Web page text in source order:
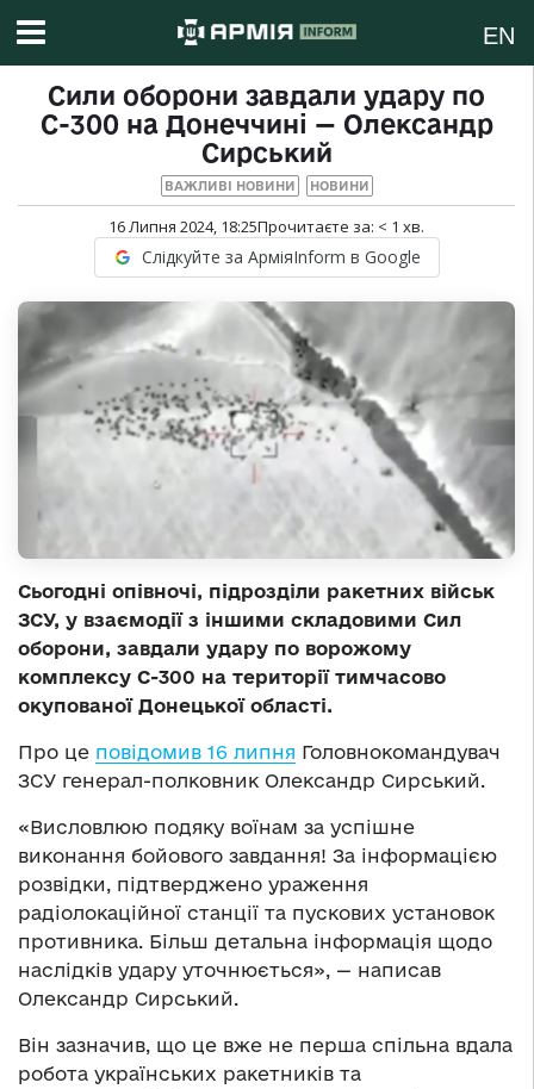
EN
Сили оборони завдали удару по
С-300 на Донеччині — Олександр
Сирський
ВАЖЛИВІ НОВИНИ НОВИНИ
16 Липня 2024, 18:25Прочитаєте за: < 1 хв.
Слідкуйте за АрміяInform в Google
Сьогодні опівночі, підрозділи ракетних військ
ЗСУ, у взаємодії з іншими складовими Сил
оборони, завдали удару по ворожому
комплексу С-300 на території тимчасово
окупованої Донецької області.
Про це повідомив 16 липня Головнокомандувач
ЗСУ генерал-полковник Олександр Сирський.
«Висловлюю подяку воїнам за успішне
виконання бойового завдання! За інформацією
розвідки, підтверджено ураження
радіолокаційної станції та пускових установок
противника. Більш детальна інформація щодо
наслідків удару уточнюється», — написав
Олександр Сирський.
Він зазначив, що це вже не перша спільна вдала
робота українських ракетників та